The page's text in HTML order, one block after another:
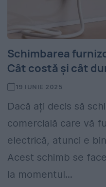
Schimbarea
Cât costă și cât
19 IUNIE 2025
Dacă ați decis să
comercială care vă
electrică, atunci e
Acest schimb se
la momentul...